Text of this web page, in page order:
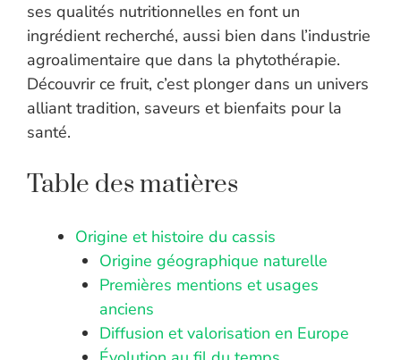
ses qualités nutritionnelles en font un
ingrédient recherché, aussi bien dans l’industrie
agroalimentaire que dans la phytothérapie.
Découvrir ce fruit, c’est plonger dans un univers
alliant tradition, saveurs et bienfaits pour la
santé.
Table des matières
Origine et histoire du cassis
Origine géographique naturelle
Premières mentions et usages
anciens
Diffusion et valorisation en Europe